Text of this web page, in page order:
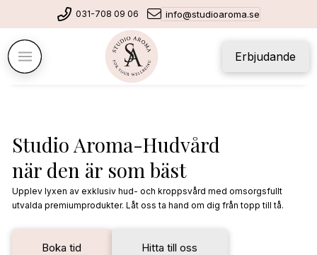
031-708 09 06 info@studioaroma.se
Erbjudande
Studio Aroma-Hudvård
när den är som bäst
Upplev lyxen av exklusiv hud- och kroppsvård med omsorgsfullt
utvalda premiumprodukter. Låt oss ta hand om dig från topp till tå.
Boka tid Hitta till oss